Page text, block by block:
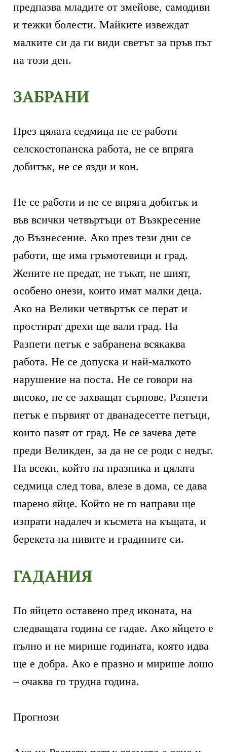
предпазва младите от змейове, самодиви
и тежки болести. Майките извеждат
малките си да ги види светът за пръв път
на този ден.
ЗАБРАНИ
През цялата седмица не се работи
селскостопанска работа, не се впряга
добитък, не се язди и кон.
Не се работи и не се впряга добитък и
във всички четвъртъци от Възкресение
до Възнесение. Ако през тези дни се
работи, ще има гръмотевици и град.
Жените не предат, не тъкат, не шият,
особено онези, които имат малки деца.
Ако на Велики четвъртък се перат и
простират дрехи ще вали град. На
Разпети петък е забранена всякаква
работа. Не се допуска и най-малкото
нарушение на поста. Не се говори на
високо, не се захващат сърпове. Разпети
петък е първият от дванадесетте петъци,
които пазят от град. Не се зачева дете
преди Великден, за да не се роди с недъг.
На всеки, който на празника и цялата
седмица след това, влезе в дома, се дава
шарено яйце. Който не го направи ще
изпрати надалеч и късмета на къщата, и
берекета на нивите и градините си.
ГАДАНИЯ
По яйцето оставено пред иконата, на
следващата година се гадае. Ако яйцето е
пълно и не мирише годината, която идва
ще е добра. Ако е празно и мирише лошо
– очаква го трудна година.
Прогнози